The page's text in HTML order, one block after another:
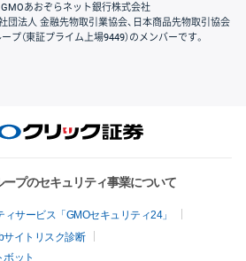
GMOあおぞらネット銀行株式会社
団法人 金融先物取引業協会、日本商品先物取引協会
（東証プライム上場9449）のメンバーです。
プのセキュリティ事業について
サービス「GMOセキュリティ24」
サイトリスク診断
ット